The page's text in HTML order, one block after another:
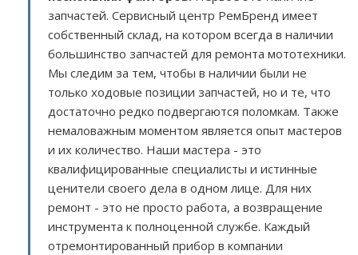
запчастей. Сервисный центр РемБренд имеет
собственный склад, на котором всегда в наличии
большинство запчастей для ремонта мототехники.
Мы следим за тем, чтобы в наличии были не
только ходовые позиции запчастей, но и те, что
достаточно редко подвергаются поломкам. Также
немаловажным моментом является опыт мастеров
и их количество. Наши мастера - это
квалифицированные специалисты и истинные
ценители своего дела в одном лице. Для них
ремонт - это не просто работа, а возвращение
инструмента к полноценной службе. Каждый
отремонтированный прибор в компании